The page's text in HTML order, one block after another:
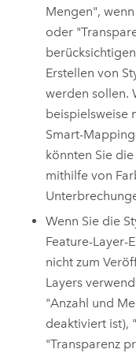
Mengen", wenn
oder
Erstellen von
werden sollen.
beispielsweise
Smart-
könnten Sie
mithilfe von
Wenn Sie die
Feature-Layer-
nicht zum
Layers
"Anzahl und
deaktiviert ist),
"Transparenz